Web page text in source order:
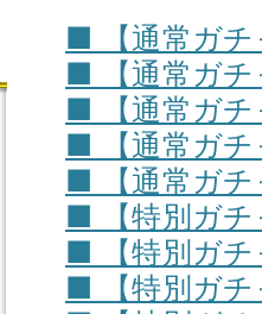
■ 【通常ガチ
■ 【通常ガチ
■ 【通常ガチ
■ 【通常ガチ
■ 【通常ガチ
■ 【特別ガチ
■ 【特別ガチ
■ 【特別ガチ